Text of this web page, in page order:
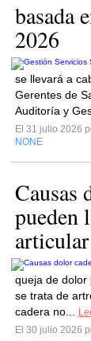
basada
2026
se llevará a
Gerentes de
Auditoría y
El 31 julio 2026
NONE
Causas
pueden
articular
queja de dolor
se trata de
cadera no...
El 30 julio 2026